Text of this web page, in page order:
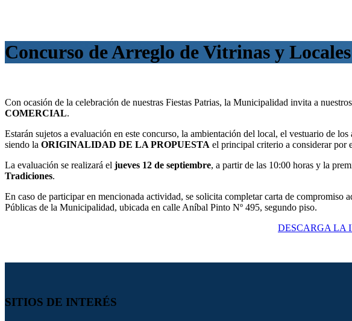
Concurso de Arreglo de Vitrinas y
Con ocasión de la celebración de nuestras Fiestas Patrias, la Municipalidad invita a
COMERCIAL.
Estarán sujetos a evaluación en este concurso, la ambientación del local, el vestuario de
siendo la ORIGINALIDAD DE LA PROPUESTA el principal criterio a considerar por
La evaluación se realizará el jueves 12 de septiembre, a partir de las 10:00 horas y la
Tradiciones.
En caso de participar en mencionada actividad, se solicita completar carta de compromiso
Públicas de la Municipalidad, ubicada en calle Aníbal Pinto Nº 495, segundo piso.
DESCARGA LA
SITIOS DE INTERÉS